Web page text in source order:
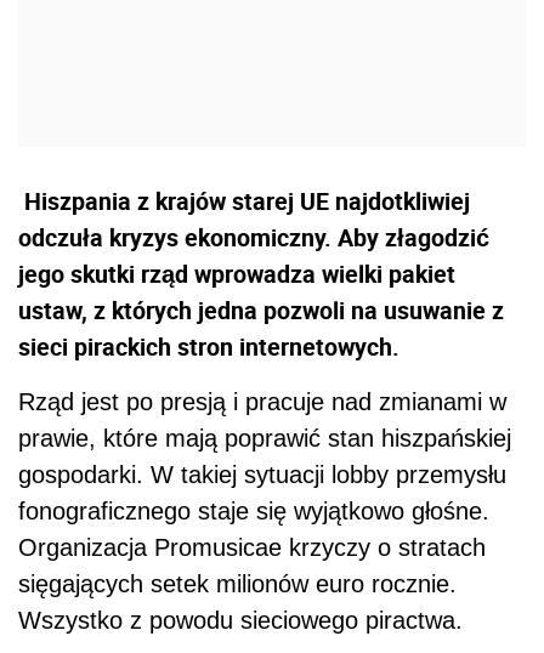
Hiszpania z krajów starej UE najdotkliwiej
odczuła kryzys ekonomiczny. Aby złagodzić
jego skutki rząd wprowadza wielki pakiet
ustaw, z których jedna pozwoli na usuwanie z
sieci pirackich stron internetowych.
Rząd jest po presją i pracuje nad zmianami w
prawie, które mają poprawić stan hiszpańskiej
gospodarki. W takiej sytuacji lobby przemysłu
fonograficznego staje się wyjątkowo głośne.
Organizacja Promusicae krzyczy o stratach
sięgających setek milionów euro rocznie.
Wszystko z powodu sieciowego piractwa.